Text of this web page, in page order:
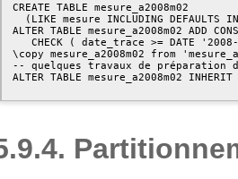
CREATE TABLE mesure_a2008m02
(LIKE mesure INCLUDING DEFAULTS
ALTER TABLE mesure_a2008m02 ADD
CHECK ( date_trace >= DATE
\copy mesure_a2008m02 from
-- quelques travaux de préparation
ALTER TABLE mesure_a2008m02